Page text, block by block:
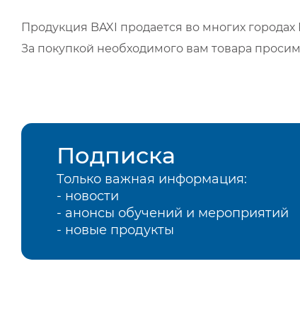
Продукция BAXI продается во многих городах
За покупкой необходимого вам товара
Подписка
Только важная информация:
- новости
- анонсы обучений и мероприятий
- новые продукты